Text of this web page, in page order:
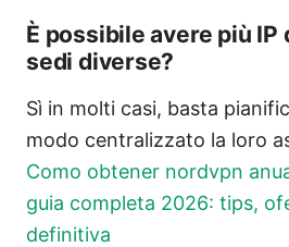
È possibile avere più
sedi diverse?
Sì in molti casi, basta
modo centralizzato la loro
Como obtener nordvpn
guia completa 2026: tips,
definitiva